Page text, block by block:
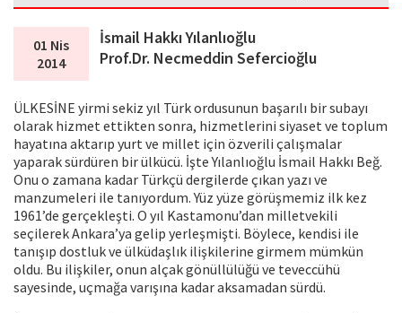
01 Nis
2014
İsmail Hakkı Yılanlıoğlu
Prof.Dr. Necmeddin Sefercioğlu
ÜLKESİNE yirmi sekiz yıl Türk ordusunun başarılı bir subayı
olarak hizmet ettikten sonra, hizmetlerini siyaset ve toplum
hayatına aktarıp yurt ve millet için özverili çalışmalar
yaparak sürdüren bir ülkücü. İşte Yılanlıoğlu İsmail Hakkı Beğ.
Onu o zamana kadar Türkçü dergilerde çıkan yazı ve
manzumeleri ile tanıyordum. Yüz yüze görüşmemiz ilk kez
1961’de gerçekleşti. O yıl Kastamonu’dan milletvekili
seçilerek Ankara’ya gelip yerleşmişti. Böylece, kendisi ile
tanışıp dostluk ve ülküdaşlık ilişkilerine girmem mümkün
oldu. Bu ilişkiler, onun alçak gönüllülüğü ve teveccühü
sayesinde, uçmağa varışına kadar aksamadan sürdü.